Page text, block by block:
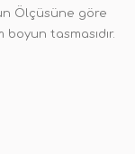
Ölçüsüne göre
tasmasıdır.